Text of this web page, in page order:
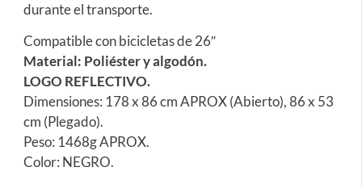
durante el transporte.
Compatible con bicicletas de 26″
Material: Poliéster y algodón.
LOGO REFLECTIVO.
Dimensiones: 178 x 86 cm APROX (Abierto), 86 x 53
cm (Plegado).
Peso: 1468g APROX.
Color: NEGRO.